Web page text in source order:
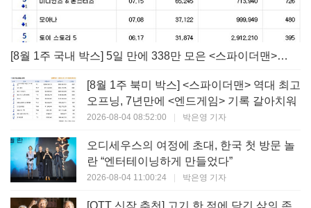
[8월 1주 국내 박스] 5일 만에 338만 모은 <스파이더맨> 극장가 235% 대반등, <호프>는 400만 돌파
[8월 1주 북미 박스] <스파이더맨> 역대 최고
오프닝, 7년만에 <엔드게임> 기록 갈아치워
2026-08-04 08:52:00 | 박은영 기자
오디세우스의 여정에 초대, 한국 첫 방문 놀
란 “엔터테이닝하게 만들었다”
2026-08-04 11:00:24 | 박은영 기자
[OTT 신작 추천] 고기 한 점에 담긴 삶의 존